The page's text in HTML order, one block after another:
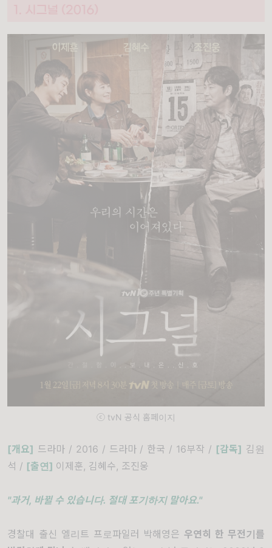
ⓒ tvN 공식 홈페이지
[개요] 드라마 / 2016 / 드라마 / 한국 / 16부작 / [감독] 김원
석 / [출연] 이제훈, 김혜수, 조진웅
"과거, 바뀔 수 있습니다. 절대 포기하지 말아요."
경찰대 출신 엘리트 프로파일러 박해영은우연히 한 무전기를